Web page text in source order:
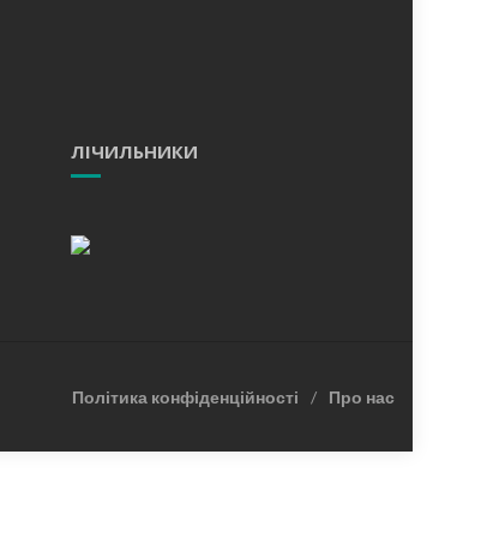
ЛІЧИЛЬНИКИ
Політика конфіденційності Про нас